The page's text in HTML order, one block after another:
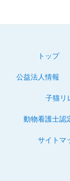
ニ
トップ
公益法人情報
子猫リ
動物看護士認
サイトマ